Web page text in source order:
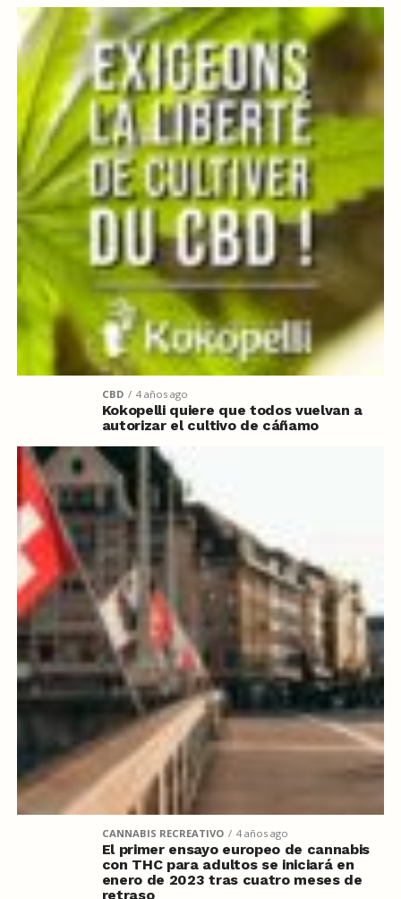
CBD 4 años ago
Kokopelli quiere que todos vuelvan a
autorizar el cultivo de cáñamo
CANNABIS RECREATIVO 4 años ago
El primer ensayo europeo de cannabis
con THC para adultos se iniciará en
enero de 2023 tras cuatro meses de
retraso